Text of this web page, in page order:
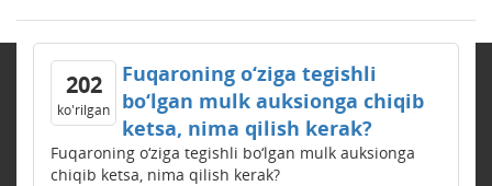
202
ko'rilgan
Fuqaroning o‘ziga tegishli
bo‘lgan mulk auksionga chiqib
ketsa, nima qilish kerak?
Fuqaroning o‘ziga tegishli bo‘lgan mulk auksionga
chiqib ketsa, nima qilish kerak?